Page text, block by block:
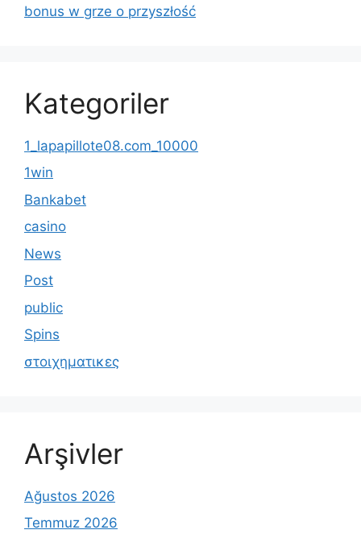
bonus w grze o przyszłość
Kategoriler
1_lapapillote08.com_10000
1win
Bankabet
casino
News
Post
public
Spins
στοιχηματικες
Arşivler
Ağustos 2026
Temmuz 2026